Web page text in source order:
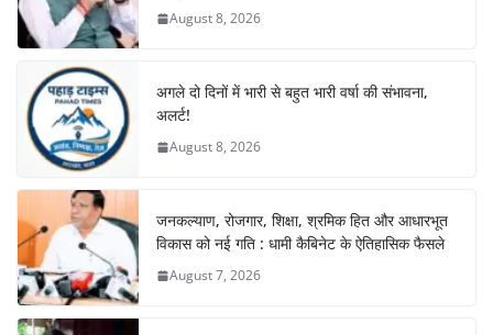
August 8, 2026
अगले दो दिनों में भारी से बहुत भारी वर्षा की संभावना,
अलर्ट!
August 8, 2026
जनकल्याण, रोजगार, शिक्षा, श्रमिक हित और आधारभूत
विकास को नई गति : धामी कैबिनेट के ऐतिहासिक फैसले
August 7, 2026